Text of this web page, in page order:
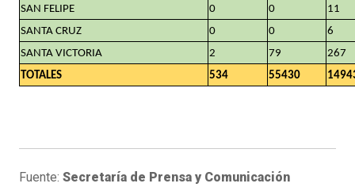
SAN FELIPE
0 0
11
SANTA CRUZ
0 0
6
SANTA VICTORIA
2 79
267
TOTALES
534 55430
Fuente: Secretaría de Prensa y Comunicación